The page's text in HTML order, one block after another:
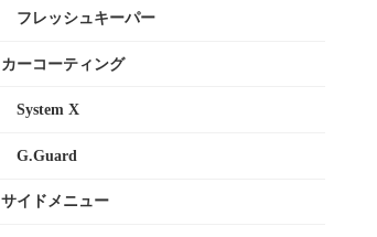
フレッシュキーパー
カーコーティング
System X
G.Guard
サイドメニュー